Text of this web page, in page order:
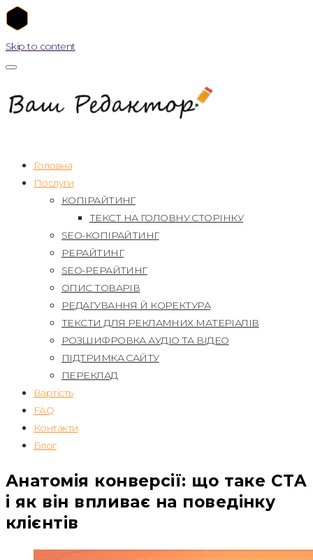
Skip to content
Головна
Послуги
КОПІРАЙТИНГ
ТЕКСТ НА ГОЛОВНУ СТОРІНКУ
SEO-КОПІРАЙТИНГ
РЕРАЙТИНГ
SEO-РЕРАЙТИНГ
ОПИС ТОВАРІВ
РЕДАГУВАННЯ Й КОРЕКТУРА
ТЕКСТИ ДЛЯ РЕКЛАМНИХ МАТЕРІАЛІВ
РОЗШИФРОВКА АУДІО ТА ВІДЕО
ПІДТРИМКА САЙТУ
ПЕРЕКЛАД
Вартість
FAQ
Контакти
Блог
Анатомія конверсії: що таке CTA
і як він впливає на поведінку
клієнтів